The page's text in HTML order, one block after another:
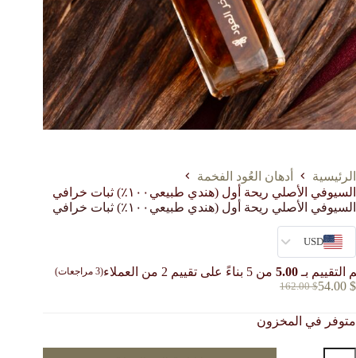
الرئيسية
أدهان العُود الفخمة
السيوفي الأصلي ريحة أول (هندي طبيعي١٠٠٪؜) ثبات خرافي
السيوفي الأصلي ريحة أول (هندي طبيعي١٠٠٪؜) ثبات خرافي
USD
التقييم بـ 5.00من 5 بناءً على تقييم 2 من العملاء(
3مراجعات)
162.00$
السعر
هو:
54.00 $
السعر
هو:
متوفر في المخزون